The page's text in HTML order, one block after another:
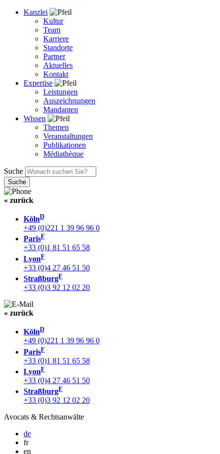
Kanzlei
Kultur
Team
Karriere
Standorte
Partner
Aktuelles
Kontakt
Expertise
Leistungen
Auszeichnungen
Mandanten
Wissen
Themen
Veranstaltungen
Publikationen
Médiathèque
Suche
« zurück
KölnD
+49 (0)221 1 39 96 96 0
ParisF
+33 (0)1 81 51 65 58
LyonF
+33 (0)4 27 46 51 50
StraßburgF
+33 (0)3 92 12 02 20
« zurück
KölnD
+49 (0)221 1 39 96 96 0
ParisF
+33 (0)1 81 51 65 58
LyonF
+33 (0)4 27 46 51 50
StraßburgF
+33 (0)3 92 12 02 20
Avocats & Rechtsanwälte
de
fr
en